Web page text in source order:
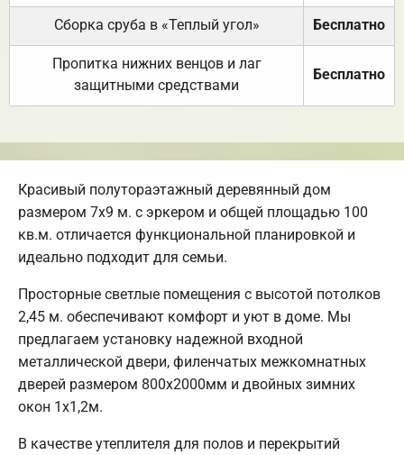
Сборка сруба в «Теплый угол» Бесплатно
Пропитка нижних венцов и лаг
защитными средствами
Бесплатно
Красивый полутораэтажный деревянный дом
размером 7х9 м. с эркером и общей площадью 100
кв.м. отличается функциональной планировкой и
идеально подходит для семьи.
Просторные светлые помещения с высотой потолков
2,45 м. обеспечивают комфорт и уют в доме. Мы
предлагаем установку надежной входной
металлической двери, филенчатых межкомнатных
дверей размером 800х2000мм и двойных зимних
окон 1х1,2м.
В качестве утеплителя для полов и перекрытий